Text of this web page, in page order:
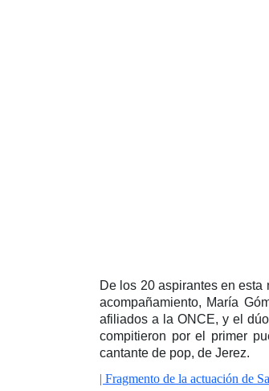
De los 20 aspirantes en
acompañamiento, María
afiliados a la ONCE, y el
compitieron por el primer
cantante de pop, de Jerez.
| Fragmento de la actuación de